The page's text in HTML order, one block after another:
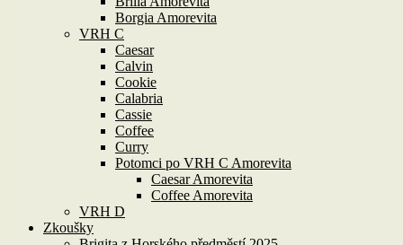
Borgia Amorevita
VRH C
Caesar
Calvin
Cookie
Calabria
Cassie
Coffee
Curry
Potomci po VRH C Amorevita
Caesar Amorevita
Coffee Amorevita
VRH D
Zkoušky